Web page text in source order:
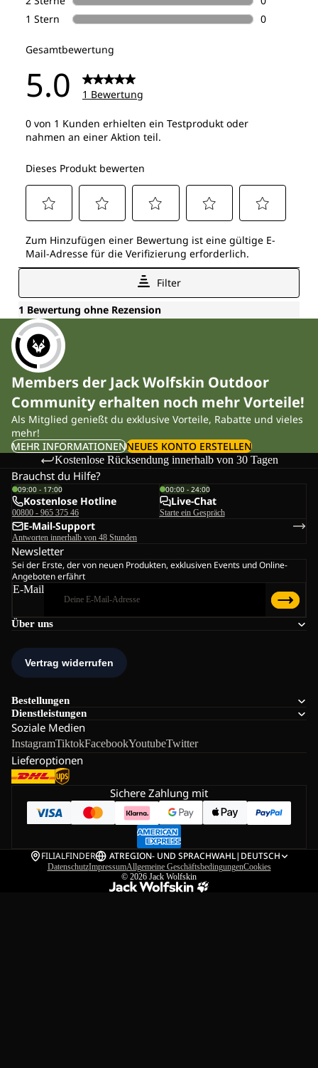
Members der Jack Wolfskin Outdoor
Community erhalten noch mehr Vorteile!
Als Mitglied genießt du exklusive Vorteile, Rabatte und vieles
mehr!
MEHR INFORMATIONENNEUES KONTO ERSTELLEN
Kostenlose Rücksendung innerhalb von 30 Tagen
Über uns
Bestellungen
Dienstleistungen
Soziale Medien
InstagramTiktokFacebookYoutubeTwitter
Lieferoptionen
Brauchst du Hilfe?
09:00 - 17:00
Kostenlose Hotline
00800 - 965 375 46
00:00 - 24:00
Live-Chat
Starte ein Gespräch
E-Mail-Support
Antworten innerhalb von 48 Stunden
Newsletter
Sei der Erste, der von neuen Produkten, exklusiven Events und Online-
Angeboten erfährt
E-Mail
Sichere Zahlung mit
FILIALFINDER ATREGION- UND SPRACHWAHL| DEUTSCH
DatenschutzImpressumAllgemeine GeschäftsbedingungenCookies
© 2026 Jack Wolfskin